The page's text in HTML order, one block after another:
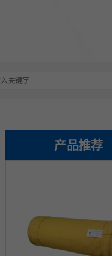
产品推荐